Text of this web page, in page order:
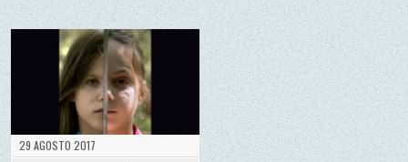
29 AGOSTO 2017